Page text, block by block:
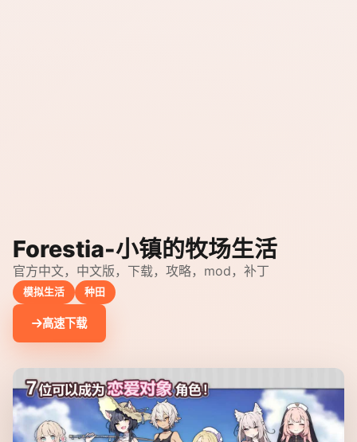
Forestia-小镇的牧场生活
官方中文，中文版，下载，攻略，mod，补丁
模拟生活 种田
高速下载